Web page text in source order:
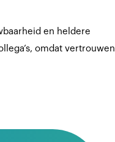
en heldere
omdat vertrouwen